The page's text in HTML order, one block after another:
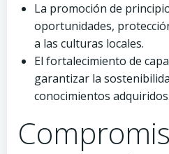
La promoción de
oportunidades,
a las culturas locales.
El fortalecimiento de
garantizar la
conocimientos adquiridos.